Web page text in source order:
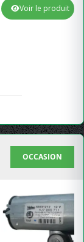
Voir le produit
OCCASION